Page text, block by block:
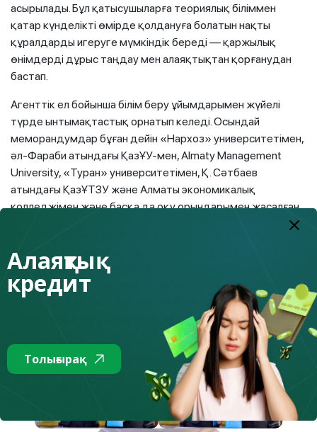
асырылады. Бұл қатысушыларға теориялық біліммен
қатар күнделікті өмірде қолдануға болатын нақты
құралдарды игеруге мүмкіндік береді — қаржылық
өнімдерді дұрыс таңдау мен алаяқтықтан қорғанудан
бастап.
Агенттік ел бойынша білім беру ұйымдарымен жүйелі
түрде ынтымақтастық орнатып келеді. Осындай
меморандумдар бұған дейін «Нархоз» университетімен,
әл-Фараби атындағы ҚазҰУ-мен, Almaty Management
University, «Туран» университетімен, Қ. Сәтбаев
атындағы ҚазҰТЗУ және Алматы экономикалық
колледжімен және басқа да оқу орындарымен жасалған.
тұрақты қаржылық мәдениетті қалыптастыруға
негіз қалайды. Себебі бүгінгі студенттер — елдің
болашақ педагогтары, экономистері мен
кәсіпкерлері — Қазақстанның қаржылық
тұрақтылығын айқындайтын тұлғалар болмақ.
Алаяқтық
кредит
Толығырақ